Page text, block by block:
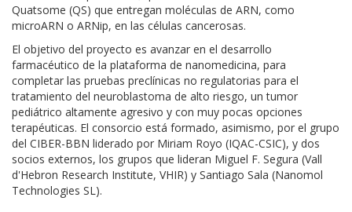
Quatsome (QS) que entregan moléculas de ARN, como
microARN o ARNip, en las células cancerosas.
El objetivo del proyecto es avanzar en el desarrollo
farmacéutico de la plataforma de nanomedicina, para
completar las pruebas preclínicas no regulatorias para el
tratamiento del neuroblastoma de alto riesgo, un tumor
pediátrico altamente agresivo y con muy pocas opciones
terapéuticas. El consorcio está formado, asimismo, por el grupo
del CIBER-BBN liderado por Miriam Royo (IQAC-CSIC), y dos
socios externos, los grupos que lideran Miguel F. Segura (Vall
d'Hebron Research Institute, VHIR) y Santiago Sala (Nanomol
Technologies SL).